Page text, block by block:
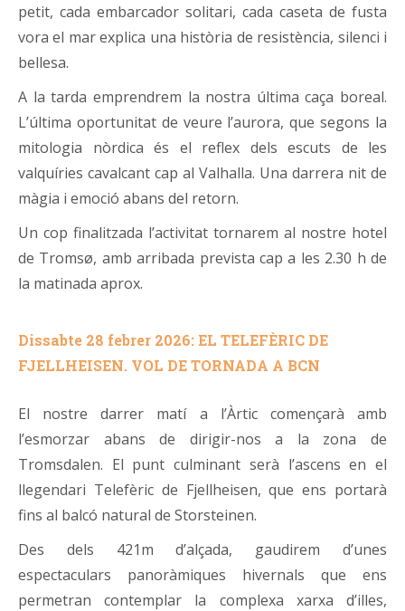
petit, cada embarcador solitari, cada caseta de fusta
vora el mar explica una història de resistència, silenci i
bellesa.
A la tarda emprendrem la nostra última caça boreal.
L’última oportunitat de veure l’aurora, que segons la
mitologia nòrdica és el reflex dels escuts de les
valquíries cavalcant cap al Valhalla. Una darrera nit de
màgia i emoció abans del retorn.
Un cop finalitzada l’activitat tornarem al nostre hotel
de Tromsø, amb arribada prevista cap a les 2.30 h de
la matinada aprox.
Dissabte 28 febrer 2026: EL TELEFÈRIC DE
FJELLHEISEN. VOL DE TORNADA A BCN
El nostre darrer matí a l’Àrtic començarà amb
l’esmorzar abans de dirigir-nos a la zona de
Tromsdalen. El punt culminant serà l’ascens en el
llegendari Telefèric de Fjellheisen, que ens portarà
fins al balcó natural de Storsteinen.
Des dels 421m d’alçada, gaudirem d’unes
espectaculars panoràmiques hivernals que ens
permetran contemplar la complexa xarxa d’illes,